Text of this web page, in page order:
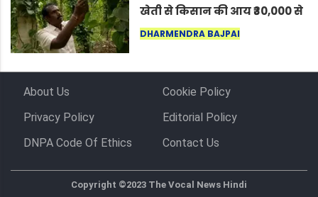
खेती से किसान की आय ₹30,000 से
बढ़कर ₹3 लाख प्रति एकड़ हुई
DHARMENDRA BAJPAI
About Us
Cookie Policy
Privacy Policy
Editorial Policy
DNPA Code Of Ethics
Contact Us
Copyright ©2023 The Vocal News Hindi